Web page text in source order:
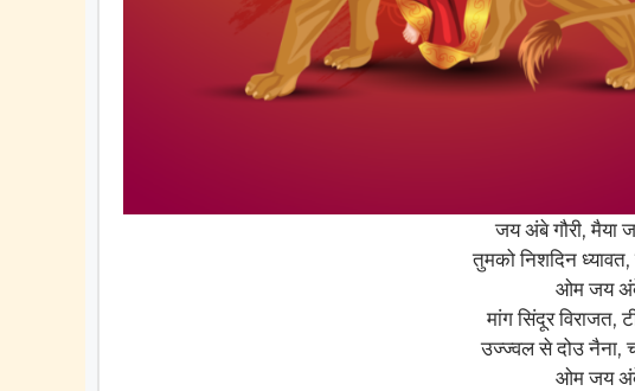
जय अंबे गौरी, मैया
तुमको निशदिन ध्यावत,
ओम जय अंबे
मांग सिंदूर विराजत,
उज्ज्वल से दो‌उ नैना,
ओम जय अंबे